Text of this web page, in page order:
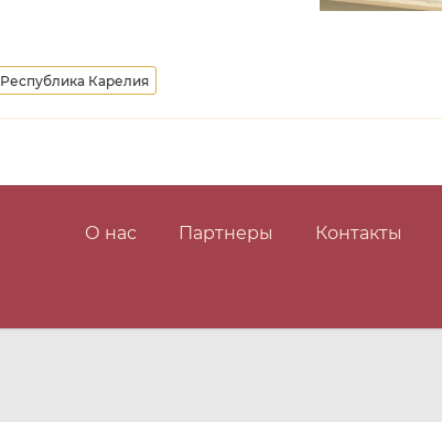
Республика Карелия
О нас Партнеры Контакты